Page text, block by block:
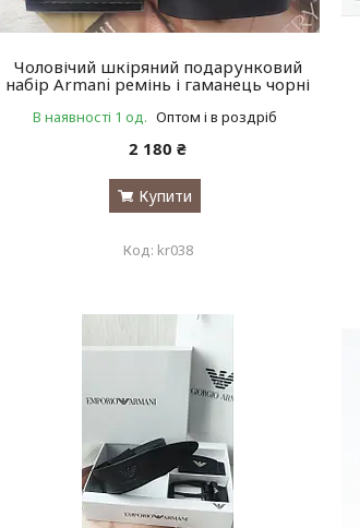
Чоловічий шкіряний подарунковий
набір Armani ремінь і гаманець чорні
В наявності 1 од. Оптом і в роздріб
2 180 ₴
Купити
kr038